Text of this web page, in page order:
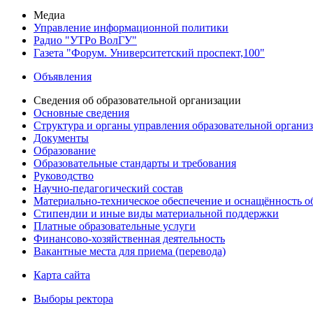
Медиа
Управление информационной политики
Радио "УТРо ВолГУ"
Газета "Форум. Университетский проспект,100"
Объявления
Сведения об образовательной организации
Основные сведения
Структура и органы управления образовательной
Документы
Образование
Образовательные стандарты и требования
Руководство
Научно-педагогический состав
Материально-техническое обеспечение и оснащённость
Стипендии и иные виды материальной поддержки
Платные образовательные услуги
Финансово-хозяйственная деятельность
Вакантные места для приема (перевода)
Карта сайта
Выборы ректора